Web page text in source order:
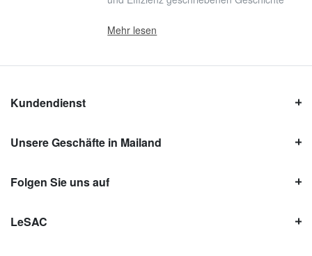
Mehr lesen
Kundendienst
Unsere Geschäfte in Mailand
Folgen Sie uns auf
LeSAC